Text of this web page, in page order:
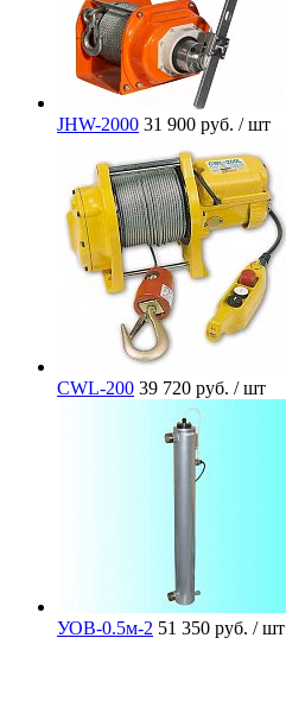
JHW-2000 31 900 руб. / шт
CWL-200 39 720 руб. / шт
УОВ-0.5м-2 51 350 руб. / шт